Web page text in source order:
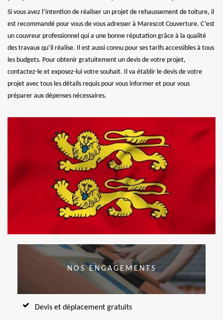
Si vous avez l’intention de réaliser un projet de rehaussement de toiture, il
est recommandé pour vous de vous adresser à Marescot Couverture. C’est
un couvreur professionnel qui a une bonne réputation grâce à la qualité
des travaux qu’il réalise. Il est aussi connu pour ses tarifs accessibles à tous
les budgets. Pour obtenir gratuitement un devis de votre projet,
contactez-le et exposez-lui votre souhait. Il va établir le devis de votre
projet avec tous les détails requis pour vous informer et pour vous
préparer aux dépenses nécessaires.
NOS ENGAGEMENTS
Devis et déplacement gratuits